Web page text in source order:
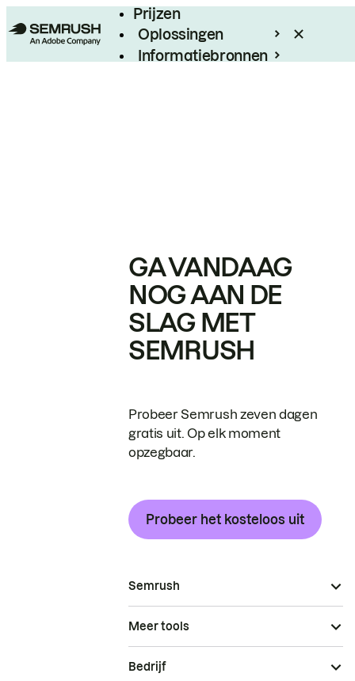
Prijzen
Oplossingen
Informatiebronnen
GA VANDAAG
NOG AAN DE
SLAG MET
SEMRUSH
Probeer Semrush zeven dagen
gratis uit. Op elk moment
opzegbaar.
Probeer het kosteloos uit
Semrush
Meer tools
Bedrijf